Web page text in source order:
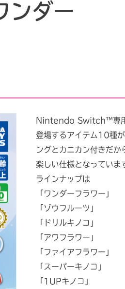
ンダー
Nintendo Switch™専用
登場するアイテム10種
ングとカニカン付きだか
楽しい仕様となっていま
ラインナップは
「ワンダーフラワー」
「ゾウフルーツ」
「ドリルキノコ」
「アワフラワー」
「ファイアフラワー」
「スーパーキノコ」
「1UPキノコ」